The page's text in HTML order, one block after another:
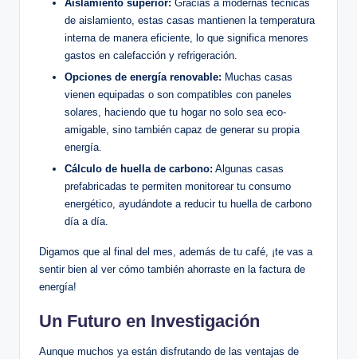
Aislamiento superior: Gracias a modernas técnicas
de aislamiento, estas casas mantienen la temperatura
interna de manera eficiente, lo que significa menores
gastos en calefacción y refrigeración.
Opciones de energía renovable: Muchas casas
vienen equipadas o son compatibles con paneles
solares, haciendo que tu hogar no solo sea eco-
amigable, sino también capaz de generar su propia
energía.
Cálculo de huella de carbono: Algunas casas
prefabricadas te permiten monitorear tu consumo
energético, ayudándote a reducir tu huella de carbono
día a día.
Digamos que al final del mes, además de tu café, ¡te vas a
sentir bien al ver cómo también ahorraste en la factura de
energía!
Un Futuro en Investigación
Aunque muchos ya están disfrutando de las ventajas de